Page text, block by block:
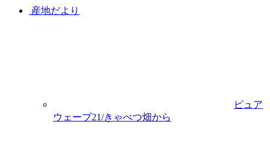
産地だより
ピュア
ウェーブ21/きゃべつ畑から